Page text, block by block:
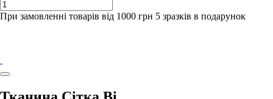
При замовленні товарів від 1000 грн 5 зразків в подарунок